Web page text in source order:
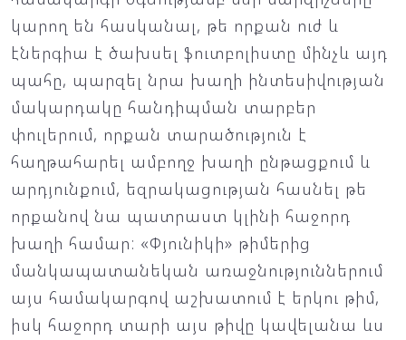
կարող են հասկանալ, թե որքան ուժ և
էներգիա է ծախսել ֆուտբոլիստը մինչև այդ
պահը, պարզել նրա խաղի ինտեսիվության
մակարդակը հանդիպման տարբեր
փուլերում, որքան տարածություն է
հաղթահարել ամբողջ խաղի ընթացքում և
արդյունքում, եզրակացության հասնել թե
որքանով նա պատրաստ կլինի հաջորդ
խաղի համար: «Փյունիկի» թիմերից
մանկապատանեկան առաջնություններում
այս համակարգով աշխատում է երկու թիմ,
իսկ հաջորդ տարի այս թիվը կավելանա ևս